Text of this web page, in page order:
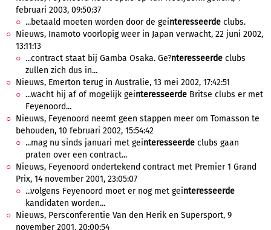
februari 2003, 09:50:37
...betaald moeten worden door de geinteresseerde clubs.
Nieuws, Inamoto voorlopig weer in Japan verwacht, 22 juni 2002,
13:11:13
...contract staat bij Gamba Osaka. Ge?nteresseerde clubs
zullen zich dus in...
Nieuws, Emerton terug in Australie, 13 mei 2002, 17:42:51
...wacht hij af of mogelijk geinteresseerde Britse clubs er met
Feyenoord...
Nieuws, Feyenoord neemt geen stappen meer om Tomasson te
behouden, 10 februari 2002, 15:54:42
...mag nu sinds januari met geinteresseerde clubs gaan
praten over een contract...
Nieuws, Feyenoord ondertekend contract met Premier 1 Grand
Prix, 14 november 2001, 23:05:07
...volgens Feyenoord moet er nog met geinteresseerde
kandidaten worden...
Nieuws, Persconferentie Van den Herik en Supersport, 9
november 2001, 20:00:54